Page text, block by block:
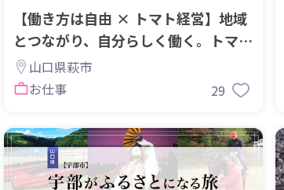
【働き方は自由 × トマト経営】地域
とつながり、自分らしく働く。トマト
農家の協力隊募集！！
山口県萩市
お仕事
29